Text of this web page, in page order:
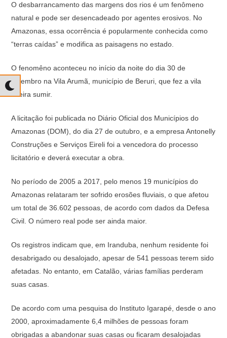
O desbarrancamento das margens dos rios é um fenômeno
natural e pode ser desencadeado por agentes erosivos. No
Amazonas, essa ocorrência é popularmente conhecida como
“terras caídas” e modifica as paisagens no estado.
O fenomêno aconteceu no início da noite do dia 30 de
setembro na Vila Arumã, município de Beruri, que fez a vila
inteira sumir.
A licitação foi publicada no Diário Oficial dos Municípios do
Amazonas (DOM), do dia 27 de outubro, e a empresa Antonelly
Construções e Serviços Eireli foi a vencedora do processo
licitatório e deverá executar a obra.
No período de 2005 a 2017, pelo menos 19 municípios do
Amazonas relataram ter sofrido erosões fluviais, o que afetou
um total de 36.602 pessoas, de acordo com dados da Defesa
Civil. O número real pode ser ainda maior.
Os registros indicam que, em Iranduba, nenhum residente foi
desabrigado ou desalojado, apesar de 541 pessoas terem sido
afetadas. No entanto, em Catalão, várias famílias perderam
suas casas.
De acordo com uma pesquisa do Instituto Igarapé, desde o ano
2000, aproximadamente 6,4 milhões de pessoas foram
obrigadas a abandonar suas casas ou ficaram desalojadas